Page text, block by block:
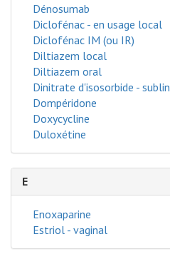
Dénosumab
Diclofénac - en usage local
Diclofénac IM (ou IR)
Diltiazem local
Diltiazem oral
Dinitrate d'isosorbide -
Dompéridone
Doxycycline
Duloxétine
E
Enoxaparine
Estriol - vaginal